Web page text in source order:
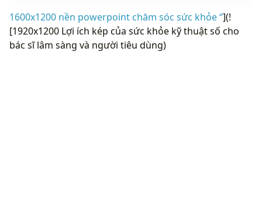
1600x1200 nền powerpoint chăm sóc sức khỏe “](!
[1920x1200 Lợi ích kép của sức khỏe kỹ thuật số cho
bác sĩ lâm sàng và người tiêu dùng)